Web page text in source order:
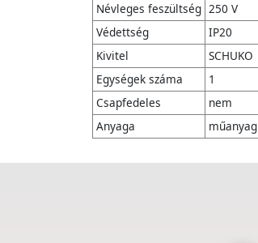
Névleges feszültség 250 V
Védettség
IP20
Kivitel
SCHUKO
Egységek száma
1
Csapfedeles
nem
Anyaga
műanyag